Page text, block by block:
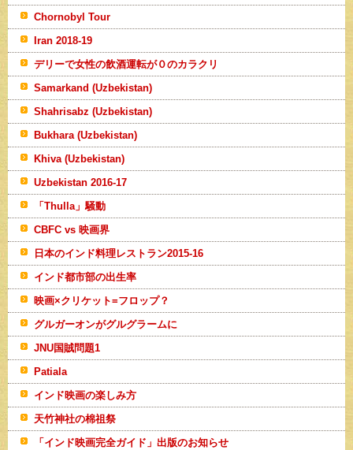
Chornobyl Tour
Iran 2018-19
デリーで女性の飲酒運転が０のカラクリ
Samarkand (Uzbekistan)
Shahrisabz (Uzbekistan)
Bukhara (Uzbekistan)
Khiva (Uzbekistan)
Uzbekistan 2016-17
「Thulla」騒動
CBFC vs 映画界
日本のインド料理レストラン2015-16
インド都市部の出生率
映画×クリケット=フロップ？
グルガーオンがグルグラームに
JNU国賊問題1
Patiala
インド映画の楽しみ方
天竹神社の棉祖祭
「インド映画完全ガイド」出版のお知らせ